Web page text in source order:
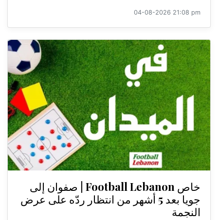
04-08-2026 21:08 pm
خاص Football Lebanon | صفوان إلى
جويا بعد 5 أشهر من انتظار ردّه على عرض
النجمة